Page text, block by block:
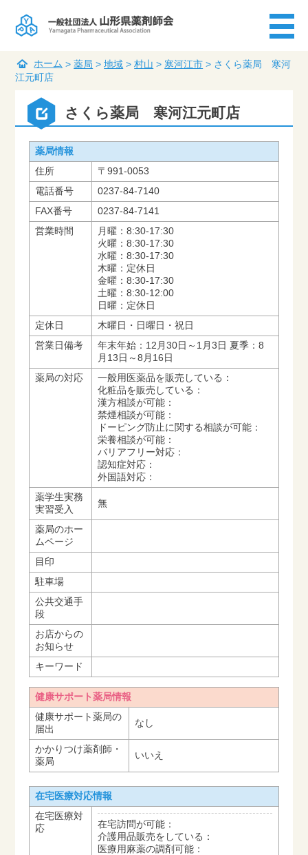
ホーム >薬局 >地域 >村山 > 寒河江市 > さくら薬局 寒河
江元町店
さくら薬局 寒河江元町店
薬局情報
住所
〒991-0053
電話番号
0237-84-7140
FAX番号
0237-84-7141
営業時間
月曜：8:30-17:30
火曜：8:30-17:30
水曜：8:30-17:30
木曜：定休日
金曜：8:30-17:30
土曜：8:30-12:00
日曜：定休日
定休日
木曜日・日曜日・祝日
営業日備考
年末年始：12月30日～1月3日 夏季：8
月13日～8月16日
薬局の対応
一般用医薬品を販売している：
化粧品を販売している：
漢方相談が可能：
禁煙相談が可能：
ドーピング防止に関する相談が可能：
栄養相談が可能：
バリアフリー対応：
認知症対応：
外国語対応：
薬学生実務
実習受入
無
薬局のホー
ムページ
目印
駐車場
公共交通手
段
お店からの
お知らせ
キーワード
健康サポート薬局情報
健康サポート薬局の
届出
なし
かかりつけ薬剤師・
薬局
いいえ
在宅医療対応情報
在宅医療対
応
在宅訪問が可能：
介護用品販売をしている：
医療用麻薬の調剤可能：